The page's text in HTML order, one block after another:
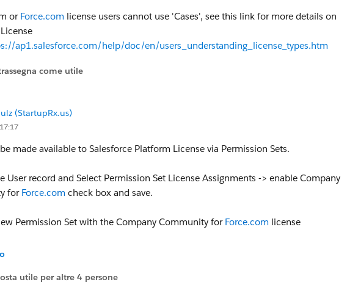
or Force.com license users cannot use 'Cases', see this link for more details on
ap1.salesforce.com/help/doc/en/users_understanding_license_types.htm
come utile
(StartupRx.us)
made available to Salesforce Platform License via Permission Sets.
User record and Select Permission Set License Assignments -> enable Company
for Force.com check box and save.
Permission Set with the Company Community for Force.com license
newly created permission set to show Cases. Under Object Settings -> Cases-> Tab
utile per altre 4 persone